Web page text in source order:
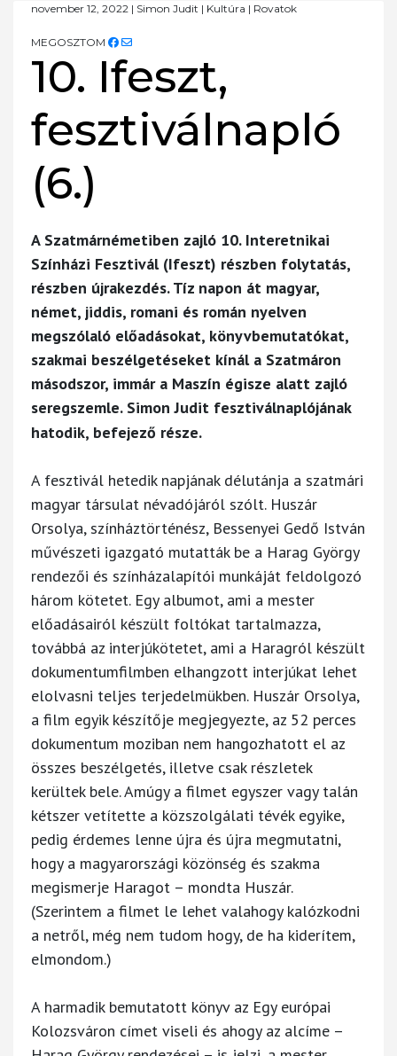
november 12, 2022 | Simon Judit | Kultúra | Rovatok
MEGOSZTOM
10. Ifeszt,
fesztiválnapló
(6.)
A Szatmárnémetiben zajló 10. Interetnikai
Színházi Fesztivál (Ifeszt) részben folytatás,
részben újrakezdés. Tíz napon át magyar,
német, jiddis, romani és román nyelven
megszólaló előadásokat, könyvbemutatókat,
szakmai beszélgetéseket kínál a Szatmáron
másodszor, immár a Maszín égisze alatt zajló
seregszemle. Simon Judit fesztiválnaplójának
hatodik, befejező része.
A fesztivál hetedik napjának délutánja a szatmári
magyar társulat névadójáról szólt. Huszár
Orsolya, színháztörténész, Bessenyei Gedő István
művészeti igazgató mutatták be a Harag György
rendezői és színházalapítói munkáját feldolgozó
három kötetet. Egy albumot, ami a mester
előadásairól készült foltókat tartalmazza,
továbbá az interjúkötetet, ami a Haragról készült
dokumentumfilmben elhangzott interjúkat lehet
elolvasni teljes terjedelmükben. Huszár Orsolya,
a film egyik készítője megjegyezte, az 52 perces
dokumentum moziban nem hangozhatott el az
összes beszélgetés, illetve csak részletek
kerültek bele. Amúgy a filmet egyszer vagy talán
kétszer vetítette a közszolgálati tévék egyike,
pedig érdemes lenne újra és újra megmutatni,
hogy a magyarországi közönség és szakma
megismerje Haragot – mondta Huszár.
(Szerintem a filmet le lehet valahogy kalózkodni
a netről, még nem tudom hogy, de ha kiderítem,
elmondom.)
A harmadik bemutatott könyv az Egy európai
Kolozsváron címet viseli és ahogy az alcíme –